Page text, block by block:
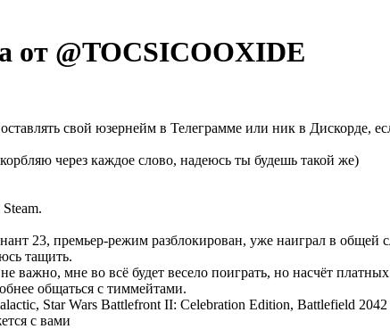
от @TOCSICOOXIDE
свой юзернейм в Телеграмме или ник в Дискорде,
через каждое слово, надеюсь ты будешь такой же)
23, премьер-режим разблокирован, уже наиграл в общей
тащить.
важно, мне во всё будет весело поиграть, но насчёт
общаться с тиммейтами.
Star Wars Battlefront II: Celebration Edition, Battlefield
с вами